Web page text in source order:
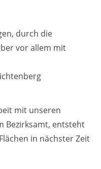
durch die
vor allem mit
mit unseren
Bezirksamt, entsteht
in nächster Zeit